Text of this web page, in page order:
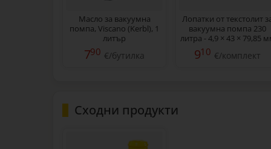
Масло за вакуумна
помпа, Viscano (Kerbl), 1
литър
790 €/бутилка
Лопатки от текстолит
вакуумна помпа 230
литра - 4,9 × 43 × 79,85
910 €/комплект
Сходни продукти